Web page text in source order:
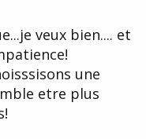
l'individualité du sujet,
porté par les
la personne
de repos, de bien-être
veux bien.... et
une
etre plus